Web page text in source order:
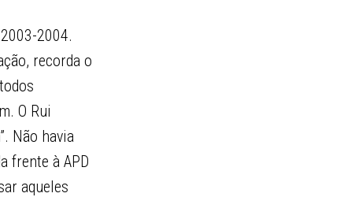
2004.
recorda o
O Rui
Não havia
frente à APD
aqueles